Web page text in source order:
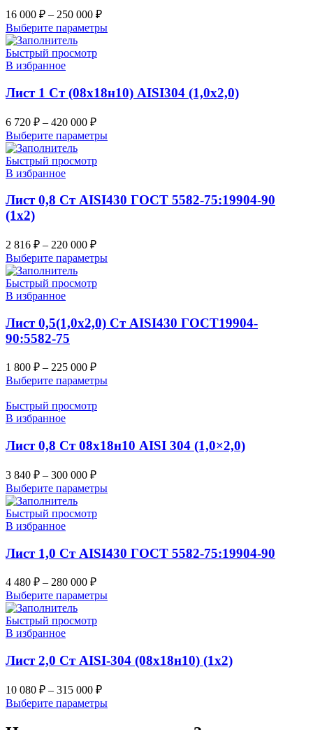
16 000 ₽ – 250 000 ₽
Выберите параметры
Быстрый просмотр
В избранное
Лист 1 Ст (08х18н10) AISI304 (1,0х2,0)
6 720 ₽ – 420 000 ₽
Выберите параметры
Быстрый просмотр
В избранное
Лист 0,8 Ст AISI430 ГОСТ 5582-75:19904-90
(1х2)
2 816 ₽ – 220 000 ₽
Выберите параметры
Быстрый просмотр
В избранное
Лист 0,5(1,0х2,0) Ст AISI430 ГОСТ19904-
90:5582-75
1 800 ₽ – 225 000 ₽
Выберите параметры
Быстрый просмотр
В избранное
Лист 0,8 Ст 08х18н10 AISI 304 (1,0×2,0)
3 840 ₽ – 300 000 ₽
Выберите параметры
Быстрый просмотр
В избранное
Лист 1,0 Ст AISI430 ГОСТ 5582-75:19904-90
4 480 ₽ – 280 000 ₽
Выберите параметры
Быстрый просмотр
В избранное
Лист 2,0 Ст AISI-304 (08х18н10) (1х2)
10 080 ₽ – 315 000 ₽
Выберите параметры